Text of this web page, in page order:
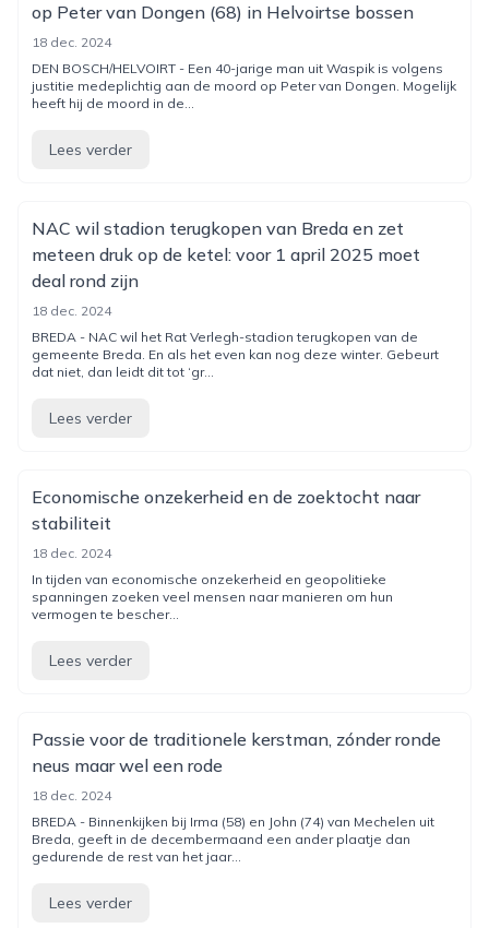
op Peter van Dongen (68) in Helvoirtse bossen
18 dec. 2024
DEN BOSCH/HELVOIRT - Een 40-jarige man uit Waspik is volgens
justitie medeplichtig aan de moord op Peter van Dongen. Mogelijk
heeft hij de moord in de...
Lees verder
NAC wil stadion terugkopen van Breda en zet
meteen druk op de ketel: voor 1 april 2025 moet
deal rond zijn
18 dec. 2024
BREDA - NAC wil het Rat Verlegh-stadion terugkopen van de
gemeente Breda. En als het even kan nog deze winter. Gebeurt
dat niet, dan leidt dit tot ‘gr...
Lees verder
Economische onzekerheid en de zoektocht naar
stabiliteit
18 dec. 2024
In tijden van economische onzekerheid en geopolitieke
spanningen zoeken veel mensen naar manieren om hun
vermogen te bescher...
Lees verder
Passie voor de traditionele kerstman, zónder ronde
neus maar wel een rode
18 dec. 2024
BREDA - Binnenkijken bij Irma (58) en John (74) van Mechelen uit
Breda, geeft in de decembermaand een ander plaatje dan
gedurende de rest van het jaar...
Lees verder